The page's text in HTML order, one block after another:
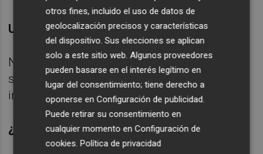
Un partido sin tarjetas ¿falta de tensión?
No hemos jugado al mismo nivel que
siempre, se ha notado en el partido y en la
intensidad.
¿4-4-2 o 4-3-3?
otros fines, incluido el uso de datos de
geolocalización precisos y características
del dispositivo. Sus elecciones se aplican
solo a este sitio web. Algunos proveedores
pueden basarse en el interés legítimo en
lugar del consentimiento; tiene derecho a
oponerse enConfiguración de publicidad
Puede retirar su consentimiento en
cualquier momento enConfiguración de
cookies .Política de privacidad